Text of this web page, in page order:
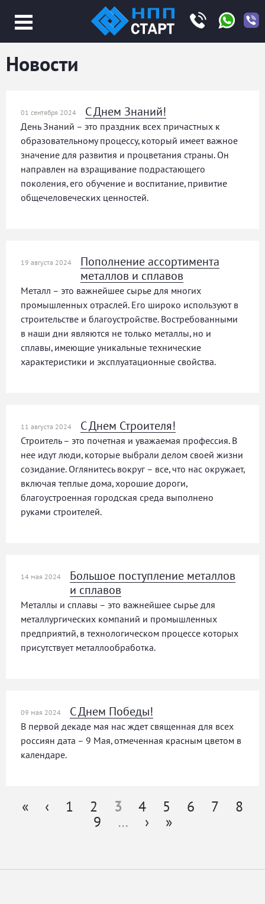
Новости
01 сентября 2024 С Днем Знаний!
День Знаний – это праздник всех причастных к
образовательному процессу, который имеет важное
значение для развития и процветания страны. Он
направлен на взращивание подрастающего
поколения, его обучение и воспитание, привитие
общечеловеческих ценностей.
19 августа 2024
Пополнение ассортимента
металлов и сплавов
Металл – это важнейшее сырье для многих
промышленных отраслей. Его широко используют в
строительстве и благоустройстве. Востребованными
в наши дни являются не только металлы, но и
сплавы, имеющие уникальные технические
характеристики и эксплуатационные свойства.
11 августа 2024 С Днем Строителя!
Строитель – это почетная и уважаемая профессия. В
нее идут люди, которые выбрали делом своей жизни
созидание. Оглянитесь вокруг – все, что нас окружает,
включая теплые дома, хорошие дороги,
благоустроенная городская среда выполнено
руками строителей.
14 мая 2024
Большое поступление металлов
и сплавов
Металлы и сплавы – это важнейшее сырье для
металлургических компаний и промышленных
предприятий, в технологическом процессе которых
присутствует металлообработка.
09 мая 2024 С Днем Победы!
В первой декаде мая нас ждет священная для всех
россиян дата – 9 Мая, отмеченная красным цветом в
календаре.
« ‹ 1 2 3 4 5 6 7
8
9
… › »